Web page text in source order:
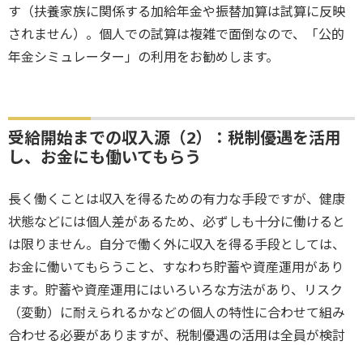
す（扶養家族に関係する加給年金や振替加算は試算に反映
されません）。個人での試算は複雑で面倒なので、「公的
年金シミュレーター」の利用をお勧めします。
受給開始までの収入源（2）：税制優遇を活用
し、お金にも働いてもらう
長く働くことは収入を得るための有力な手段ですが、健康
状態などには個人差があるため、必ずしも十分に働けると
は限りません。自分で働く外に収入を得る手段としては、
お金に働いてもらうこと、すなわち貯蓄や資産運用があり
ます。貯蓄や資産運用にはいろいろな方法があり、リスク
（変動）に耐えられるかなどの個人の特性に合わせて組み
合わせる必要がありますが、税制優遇の活用は全員が検討